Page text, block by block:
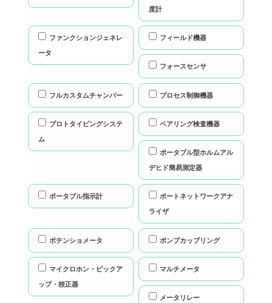
度計
ファンクションジェネレ
ータ
フィールド機器
フォースセンサ
フルカスタムチャンバー プロセス制御機器
プロトタイピングシステ
ム
ベアリング検査機器
ポータブル型ホルムアル
デヒド簡易測定器
ポータブル指示計 ポートネットワークアナ
ライザ
ポテンショメータ ポンプカップリング
マイクロホン・ピックア
ップ・校正器
マルチメータ
メータリレー